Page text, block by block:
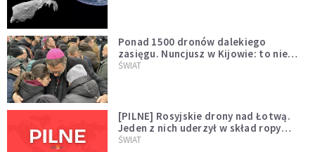
Ponad 1500 dronów dalekiego
zasięgu. Nuncjusz w Kijowie: to nie
wygląda na wolę zakończenia wojny
ŚWIAT
[PILNE] Rosyjskie drony nad Łotwą.
Jeden z nich uderzył w skład ropy
naftowej
ŚWIAT